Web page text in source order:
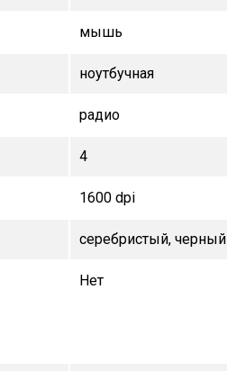
мышь
ноутбучная
радио
4
1600 dpi
серебристый, черный
Нет